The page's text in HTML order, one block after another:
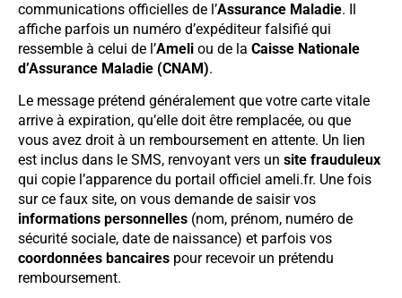
communications officielles de l’Assurance Maladie. Il
affiche parfois un numéro d’expéditeur falsifié qui
ressemble à celui de l’Ameli ou de la Caisse Nationale
d’Assurance Maladie (CNAM).
Le message prétend généralement que votre carte vitale
arrive à expiration, qu’elle doit être remplacée, ou que
vous avez droit à un remboursement en attente. Un lien
est inclus dans le SMS, renvoyant vers un site frauduleux
qui copie l’apparence du portail officiel ameli.fr. Une fois
sur ce faux site, on vous demande de saisir vos
informations personnelles (nom, prénom, numéro de
sécurité sociale, date de naissance) et parfois vos
coordonnées bancaires pour recevoir un prétendu
remboursement.